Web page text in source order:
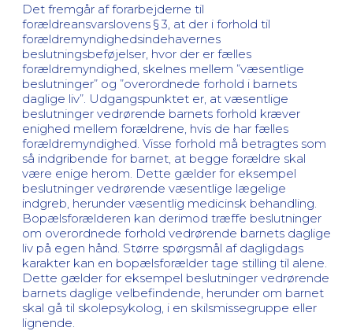
Det fremgår af forarbejderne til
forældreansvarslovens § 3, at der i forhold til
forældremyndighedsindehavernes
beslutningsbeføjelser, hvor der er fælles
forældremyndighed, skelnes mellem ”væsentlige
beslutninger” og ”overordnede forhold i barnets
daglige liv”. Udgangspunktet er, at væsentlige
beslutninger vedrørende barnets forhold kræver
enighed mellem forældrene, hvis de har fælles
forældremyndighed. Visse forhold må betragtes som
så indgribende for barnet, at begge forældre skal
være enige herom. Dette gælder for eksempel
beslutninger vedrørende væsentlige lægelige
indgreb, herunder væsentlig medicinsk behandling.
Bopælsforælderen kan derimod træffe beslutninger
om overordnede forhold vedrørende barnets daglige
liv på egen hånd. Større spørgsmål af dagligdags
karakter kan en bopælsforælder tage stilling til alene.
Dette gælder for eksempel beslutninger vedrørende
barnets daglige velbefindende, herunder om barnet
skal gå til skolepsykolog, i en skilsmissegruppe eller
lignende.